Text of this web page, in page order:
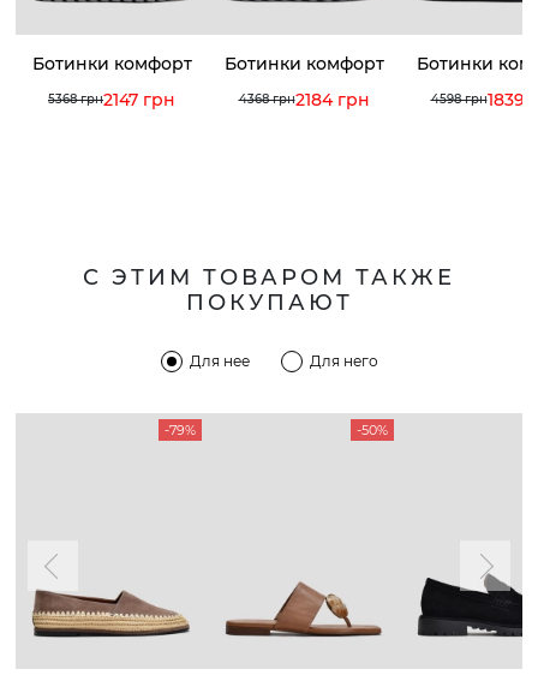
Ботинки комфорт
5368 грн2147 грн
Ботинки комфорт
4368 грн2184 грн
Ботинки
4598 грн1839
С ЭТИМ ТОВАРОМ ТАКЖЕ
ПОКУПАЮТ
Для нее Для него
-79% -50%